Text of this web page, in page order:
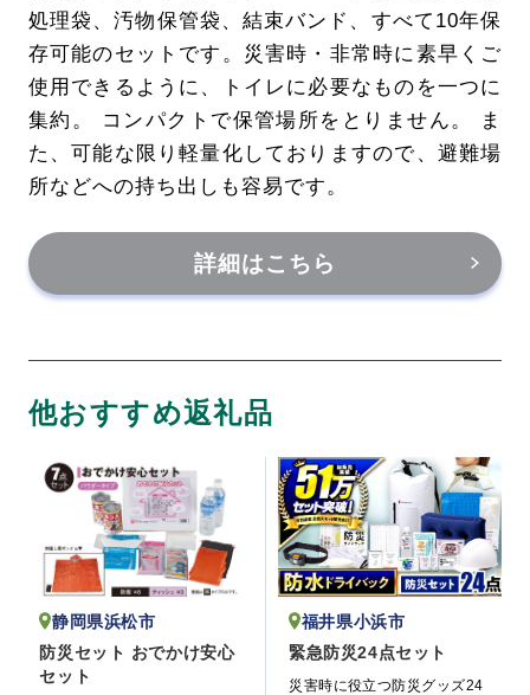
処理袋、汚物保管袋、結束バンド、すべて10年保
存可能のセットです。災害時・非常時に素早くご
使用できるように、トイレに必要なものを一つに
集約。 コンパクトで保管場所をとりません。 ま
た、可能な限り軽量化しておりますので、避難場
所などへの持ち出しも容易です。
詳細はこちら
他おすすめ返礼品
静岡県浜松市
防災セット おでかけ安心
セット
福井県小浜市
緊急防災24点セット
災害時に役立つ防災グッズ24